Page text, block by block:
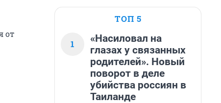
от
ТОП 5
1
«Насиловал на
глазах у связанных
родителей». Новый
поворот в деле
убийства россиян в
Таиланде